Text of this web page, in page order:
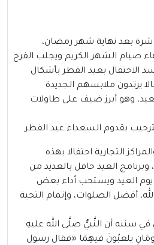
بعد نهاية شهر رمضان،
صيام الشهر الكريم ويجلب الفرح
الاحتفال بعيد الفطر بأشكال
يرتدون ملابسهم الجديدة
وهو أبرز ضيف على طاولات
بقدوم السعداء عيد الفطر
التجارية احتفالا بهذه
وبرنامج العيد حافل بالعديد من
يوم العيد ويستحب أداء بعض
أفضل الصلوات، وإتمام التحية
في سننه أن النَّبيُّ صلَّى الله عليهِ
يلعبُونَ فيهِمَا «فقال رسول